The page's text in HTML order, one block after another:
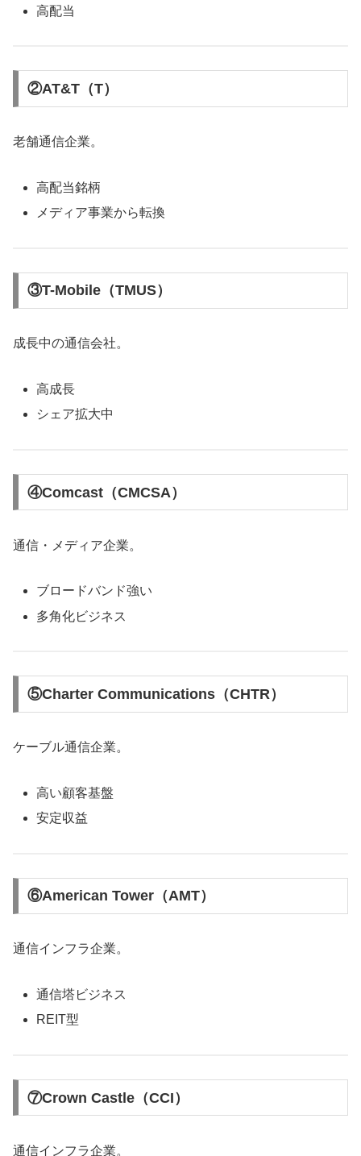
高配当
②AT&T（T）
老舗通信企業。
高配当銘柄
メディア事業から転換
③T-Mobile（TMUS）
成長中の通信会社。
高成長
シェア拡大中
④Comcast（CMCSA）
通信・メディア企業。
ブロードバンド強い
多角化ビジネス
⑤Charter Communications（CHTR）
ケーブル通信企業。
高い顧客基盤
安定収益
⑥American Tower（AMT）
通信インフラ企業。
通信塔ビジネス
REIT型
⑦Crown Castle（CCI）
通信インフラ企業。